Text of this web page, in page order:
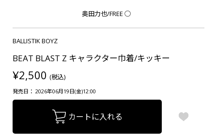
奥田力也/FREE ○
BALLISTIK BOYZ
BEAT BLAST Z キャラクター巾着/キッキー
¥2,500 (税込)
発売日： 2026年06月19日(金)12:00
カートに入れる